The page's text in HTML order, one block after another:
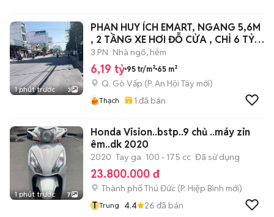
1 phút trước 3
PHAN HUY ÍCH EMART, NGANG 5,6M
, 2 TẦNG XE HƠI ĐỖ CỬA , CHỈ 6 TỶ
190TR
3 PN Nhà ngõ, hẻm
6,19 tỷ 95 tr/m² 65 m²
Q. Gò Vấp (P. An Hội Tây mới)
Thạch 1 đã bán
1 phút trước 7
Honda Vision..bstp..9 chủ ..máy zin
êm..dk 2020
2020 Tay ga 100 - 175 cc Đã sử dụng
23.800.000 đ
Thành phố Thủ Đức (P. Hiệp Bình mới)
T Trung 4.4 26 đã bán